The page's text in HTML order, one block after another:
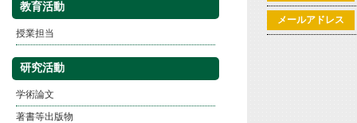
教育活動
授業担当
研究活動
学術論文
著書等出版物
メールアドレス